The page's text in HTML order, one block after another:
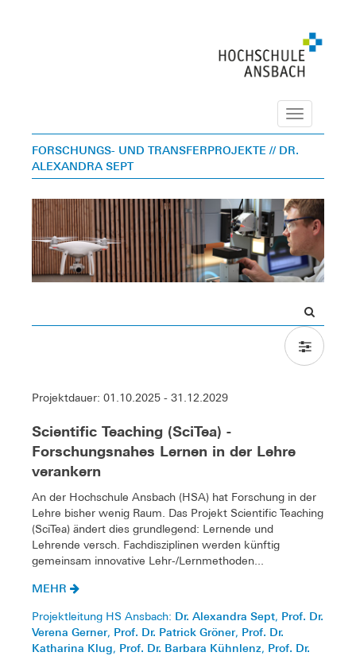
Navigation
FORSCHUNGS- UND TRANSFERPROJEKTE // DR.
ALEXANDRA SEPT
Projektdauer: 01.10.2025 - 31.12.2029
Scientific Teaching (SciTea) -
Forschungsnahes Lernen in der Lehre
verankern
An der Hochschule Ansbach (HSA) hat Forschung in der
Lehre bisher wenig Raum. Das Projekt Scientific Teaching
(SciTea) ändert dies grundlegend: Lernende und
Lehrende versch. Fachdisziplinen werden künftig
gemeinsam innovative Lehr-/Lernmethoden...
MEHR
Projektleitung HS Ansbach: Dr. Alexandra Sept, Prof. Dr.
Verena Gerner, Prof. Dr. Patrick Gröner, Prof. Dr.
Katharina Klug, Prof. Dr. Barbara Kühnlenz, Prof. Dr.